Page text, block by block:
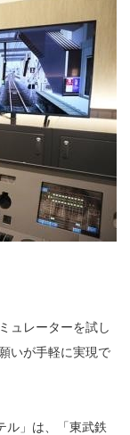
ュレーターを試し
いが手軽に実現で
ル」は、「東武鉄